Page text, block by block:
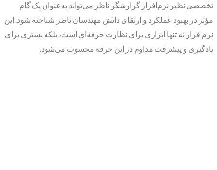
تخصصی نظیر نرم‌افزار گزارشگر ناظر می‌تواند به‌عنوان یک گام
مؤثر در بهبود عملکرد و ارتقای دانش مهندسان ناظر شناخته شود. این
نرم‌افزار نه تنها ابزاری برای نظارت حرفه‌ای است، بلکه بستری برای
یادگیری و پیشرفت مداوم در این حرفه محسوب می‌شود.